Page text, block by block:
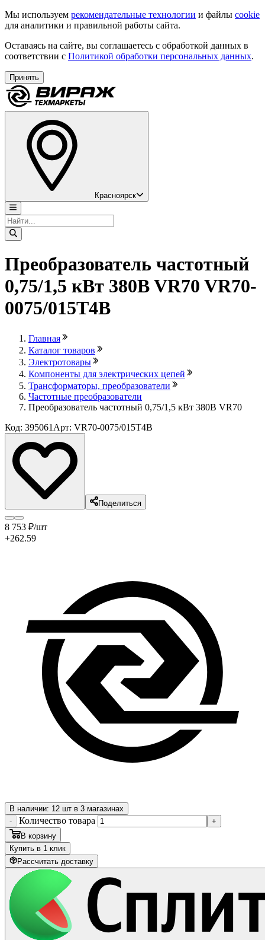
Мы используем рекомендательные технологии и файлы cookie
для аналитики и правильной работы сайта.
Оставаясь на сайте, вы соглашаетесь с обработкой данных в
соответствии с Политикой обработки персональных данных.
Принять
Красноярск
Преобразователь частотный
0,75/1,5 кВт 380B VR70 VR70-
0075/015T4B
Главная
Каталог товаров
Электротовары
Компоненты для электрических цепей
Трансформаторы, преобразователи
Частотные преобразователи
Преобразователь частотный 0,75/1,5 кВт 380B VR70
Код: 395061 Арт: VR70-0075/015T4B
Поделиться
8 753 ₽/шт
+262.59
В наличии: 12 шт в 3 магазинах
-
Количество товара
+
В корзину
Купить в 1 клик
Рассчитать доставку